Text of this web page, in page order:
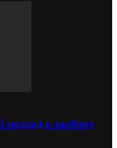
подход к выбору